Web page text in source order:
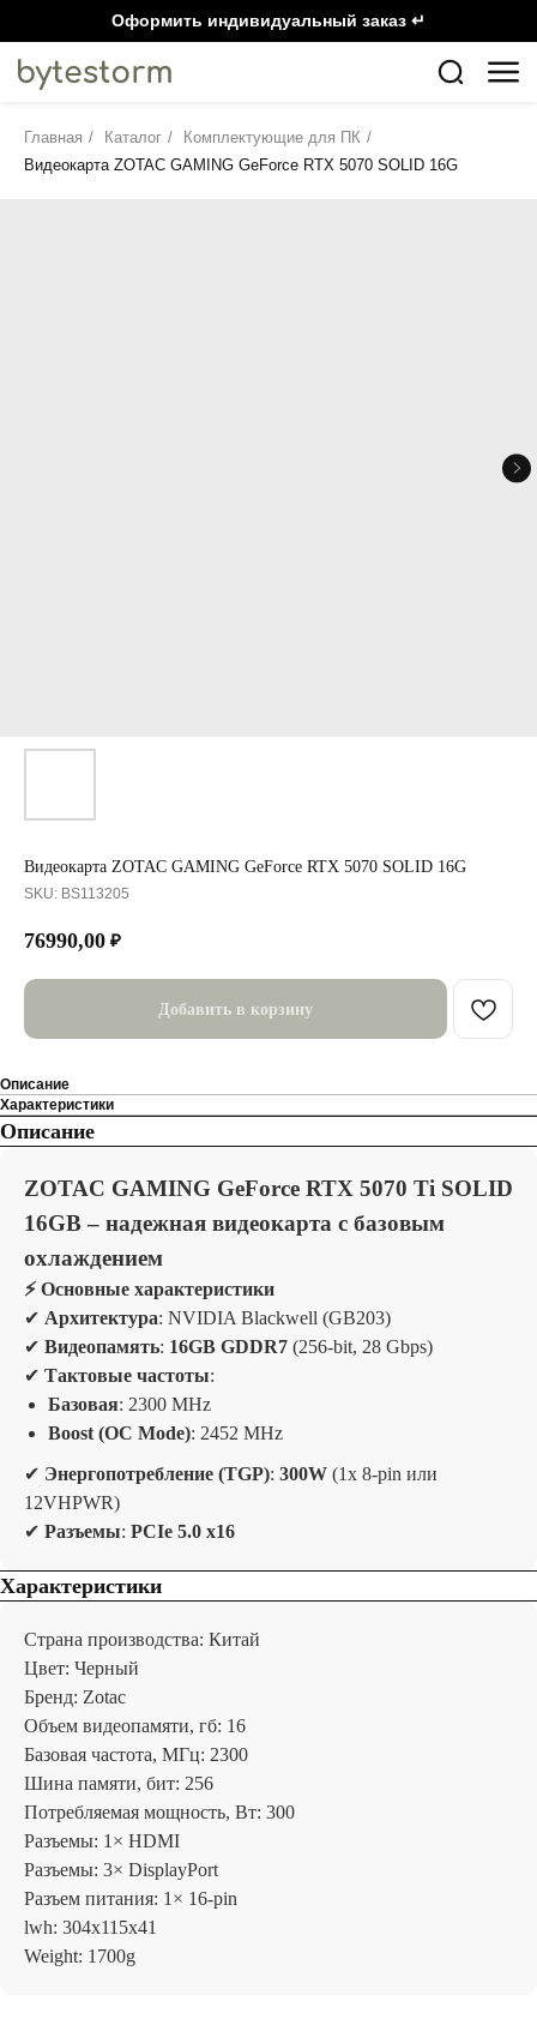
Оформить индивидуальный заказ ↵
Главная / Каталог / Комплектующие для ПК /
Видеокарта ZOTAC GAMING GeForce RTX 5070 SOLID 16G
Видеокарта ZOTAC GAMING GeForce RTX 5070 SOLID 16G
SKU: BS113205
76990,00 ₽
Добавить в корзину
Описание
Характеристики
Описание
ZOTAC GAMING GeForce RTX 5070 Ti SOLID
16GB – надежная видеокарта с базовым
охлаждением
⚡Основные характеристики
✔ Архитектура: NVIDIA Blackwell (GB203)
✔ Видеопамять: 16GB GDDR7 (256-bit, 28 Gbps)
✔ Тактовые частоты:
Базовая: 2300 MHz
Boost (OC Mode): 2452 MHz
✔ Энергопотребление (TGP): 300W (1x 8-pin или
12VHPWR)
✔ Разъемы: PCIe 5.0 x16
Характеристики
Страна производства: Китай
Цвет: Черный
Бренд: Zotac
Объем видеопамяти, гб: 16
Базовая частота, МГц: 2300
Шина памяти, бит: 256
Потребляемая мощность, Вт: 300
Разъемы: 1× HDMI
Разъемы: 3× DisplayPort
Разъем питания: 1× 16-pin
lwh: 304x115x41
Weight: 1700g
Отзывы